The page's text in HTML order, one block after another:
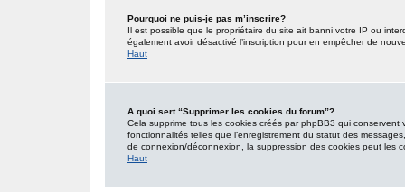
Pourquoi ne puis-je pas m’inscrire?
Il est possible que le propriétaire du site ait banni votre IP ou
également avoir désactivé l’inscription pour en empêcher de
Haut
A quoi sert “Supprimer les cookies du forum”?
Cela supprime tous les cookies créés par phpBB3 qui
fonctionnalités telles que l’enregistrement du statut des
de connexion/déconnexion, la suppression des cookies peut les
Haut